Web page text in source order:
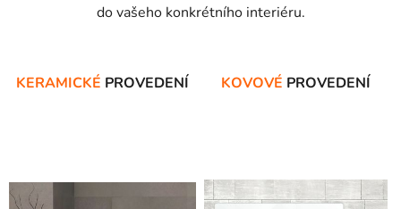
do vašeho konkrétního interiéru.
KERAMICKÉ PROVEDENÍ KOVOVÉ PROVEDENÍ